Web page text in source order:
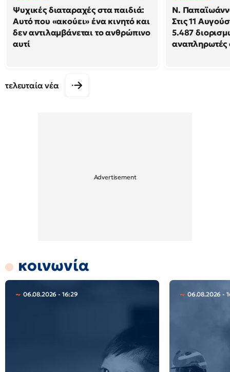
Ψυχικές διαταραχές στα παιδιά:
Αυτό που «ακούει» ένα κινητό και
δεν αντιλαμβάνεται το ανθρώπινο
αυτί
N.
Στις 11
5.487
τελευταία νέα
κοινωνία
06.08.2026 - 16:29 06.08.2026 -